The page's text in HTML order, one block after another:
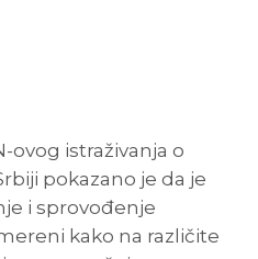
ovog istraživanja o
pokazano je da je
i sprovođenje
kako na različite